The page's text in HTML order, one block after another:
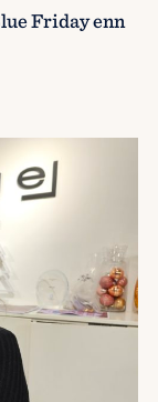
Friday enn